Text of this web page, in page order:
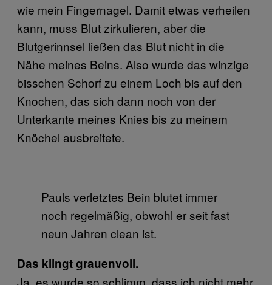
wie mein Fingernagel. Damit etwas verheilen
kann, muss Blut zirkulieren, aber die
Blutgerinnsel ließen das Blut nicht in die
Nähe meines Beins. Also wurde das winzige
bisschen Schorf zu einem Loch bis auf den
Knochen, das sich dann noch von der
Unterkante meines Knies bis zu meinem
Knöchel ausbreitete.
Pauls verletztes Bein blutet immer
noch regelmäßig, obwohl er seit fast
neun Jahren clean ist.
Das klingt grauenvoll.
Ja, es wurde so schlimm, dass ich nicht mehr